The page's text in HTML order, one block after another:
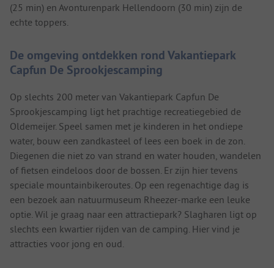
(25 min) en Avonturenpark Hellendoorn (30 min) zijn de
echte toppers.
De omgeving ontdekken rond Vakantiepark
Capfun De Sprookjescamping
Op slechts 200 meter van Vakantiepark Capfun De
Sprookjescamping ligt het prachtige recreatiegebied de
Oldemeijer. Speel samen met je kinderen in het ondiepe
water, bouw een zandkasteel of lees een boek in de zon.
Diegenen die niet zo van strand en water houden, wandelen
of fietsen eindeloos door de bossen. Er zijn hier tevens
speciale mountainbikeroutes. Op een regenachtige dag is
een bezoek aan natuurmuseum Rheezer-marke een leuke
optie. Wil je graag naar een attractiepark? Slagharen ligt op
slechts een kwartier rijden van de camping. Hier vind je
attracties voor jong en oud.